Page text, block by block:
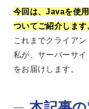
今回は、Javaを使
ついてご紹介します
これまでクライア
私が、サーバーサ
をお届けします。